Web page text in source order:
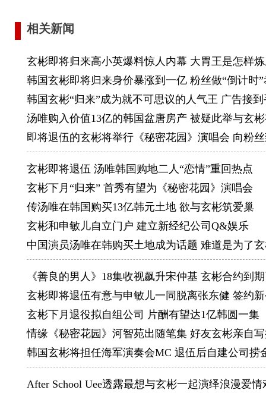
员，仅仅
MBC的
作品。
在背后的
Actor（
的梦想。
没有能倔
是考上了
这是在代
名字，虽
一切事物
怕和生
是能成为
Digital
据说DC
相关新闻
玄彬即将归来高小英爆料惊人内幕 大胃王是怎样
韩国玄彬即将归来身价暴涨到一亿 粉丝做“倒计时
韩国玄彬“归来”成为就不可思议的人气王 广告接
汤唯购入价值13亿的韩国盆唐房产 被疑此举与玄
即将退伍的玄彬将举行《秘密花园》演唱会 向粉
玄彬即将退伍 汤唯韩国购地二人“恋情”重回热点
玄彬下月“归来” 首秀有望为《秘密花园》演唱会
传汤唯在韩国购买13亿韩元土地 欲与玄彬筑爱巢
玄彬和申敏儿自立门户 建立新经纪公司Q&娱乐
中国演员汤唯在韩购买土地成为话题 难道是为了
《善良的男人》18集收视飙升宋仲基 玄彬合约到
玄彬即将退伍有意与申敏儿一同脱离张东健 签约
玄彬下月退役拟自组公司 片酬有望达1亿韩圆一集
情缘《秘密花园》河智苑出随笔集 好友玄彬亲自
韩国玄彬将担任海军演奏会MC 退伍后自建公司捞
After School Uee透露最想与玄彬一起演绎浪漫爱情